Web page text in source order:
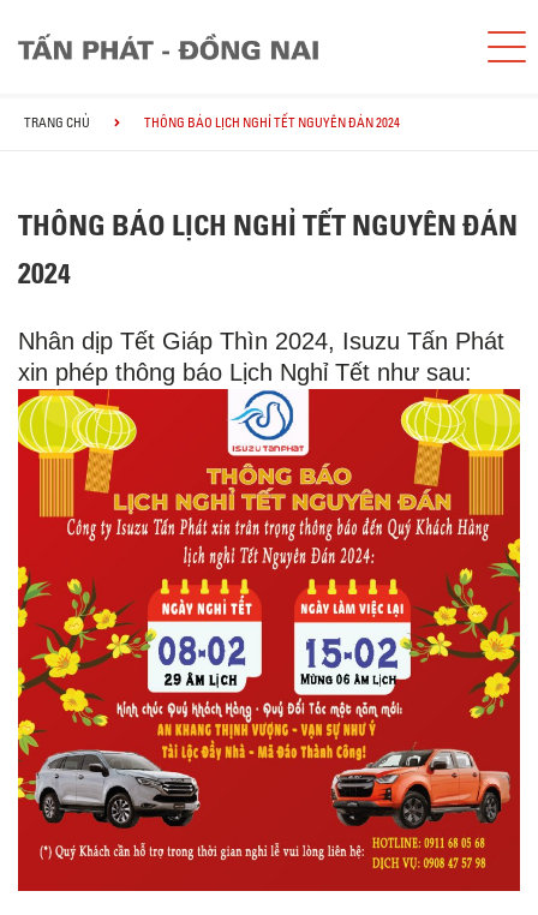
TRANG CHỦ THÔNG BÁO LỊCH NGHỈ TẾT NGUYÊN ĐÁN 2024
THÔNG BÁO LỊCH NGHỈ TẾT NGUYÊN ĐÁN
2024
Nhân dịp Tết Giáp Thìn 2024, Isuzu Tấn Phát
xin phép thông báo Lịch Nghỉ Tết như sau: